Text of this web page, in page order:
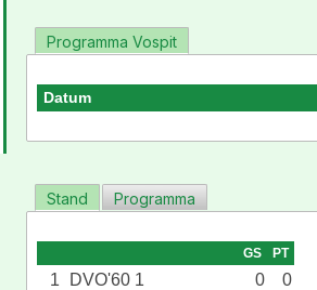
Programma Vospit
Datum
Stand Programma
GS PT
1 DVO'60 1 0
0